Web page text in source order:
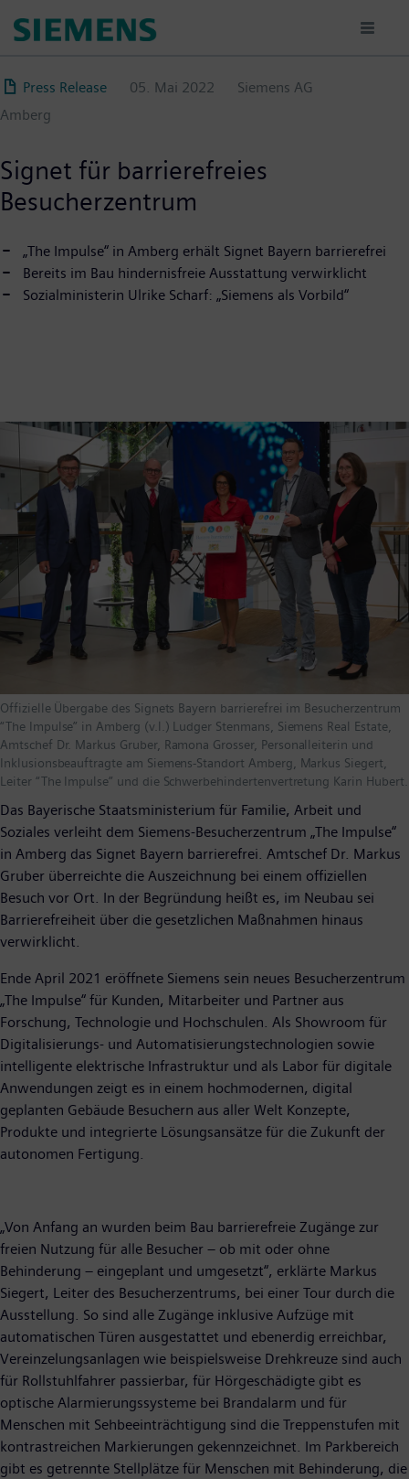
zum
Press Release
05. Mai 2022
Siemens AG
Amberg
Signet für barrierefreies
Besucherzentrum
„The Impulse“ in Amberg erhält Signet Bayern barrierefrei
Bereits im Bau hindernisfreie Ausstattung verwirklicht
Sozialministerin Ulrike Scharf: „Siemens als Vorbild“
Offizielle Übergabe des Signets Bayern barrierefrei im Besucherzentrum
“The Impulse” in Amberg (v.l.) Ludger Stenmans, Siemens Real Estate,
Amtschef Dr. Markus Gruber, Ramona Grosser, Personalleiterin und
Inklusionsbeauftragte am Siemens-Standort Amberg, Markus Siegert,
Leiter “The Impulse” und die Schwerbehindertenvertretung Karin Hubert.
Das Bayerische Staatsministerium für Familie, Arbeit und
Soziales verleiht dem Siemens-Besucherzentrum „The Impulse“
in Amberg das Signet Bayern barrierefrei. Amtschef Dr. Markus
Gruber überreichte die Auszeichnung bei einem offiziellen
Besuch vor Ort. In der Begründung heißt es, im Neubau sei
Barrierefreiheit über die gesetzlichen Maßnahmen hinaus
verwirklicht.
Ende April 2021 eröffnete Siemens sein neues Besucherzentrum
„The Impulse“ für Kunden, Mitarbeiter und Partner aus
Forschung, Technologie und Hochschulen. Als Showroom für
Digitalisierungs- und Automatisierungstechnologien sowie
intelligente elektrische Infrastruktur und als Labor für digitale
Anwendungen zeigt es in einem hochmodernen, digital
geplanten Gebäude Besuchern aus aller Welt Konzepte,
Produkte und integrierte Lösungsansätze für die Zukunft der
autonomen Fertigung.
„Von Anfang an wurden beim Bau barrierefreie Zugänge zur
freien Nutzung für alle Besucher – ob mit oder ohne
Behinderung – eingeplant und umgesetzt“, erklärte Markus
Siegert, Leiter des Besucherzentrums, bei einer Tour durch die
Ausstellung. So sind alle Zugänge inklusive Aufzüge mit
automatischen Türen ausgestattet und ebenerdig erreichbar,
Vereinzelungsanlagen wie beispielsweise Drehkreuze sind auch
für Rollstuhlfahrer passierbar, für Hörgeschädigte gibt es
optische Alarmierungssysteme bei Brandalarm und für
Menschen mit Sehbeeinträchtigung sind die Treppenstufen mit
kontrastreichen Markierungen gekennzeichnet. Im Parkbereich
gibt es getrennte Stellplätze für Menschen mit Behinderung, die